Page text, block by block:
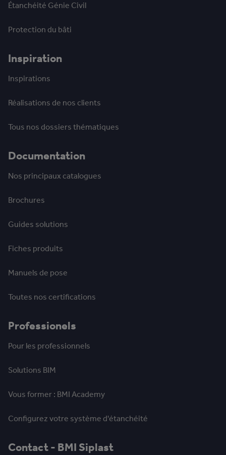
Étanchéité Génie Civil
Protection du bâti
Inspiration
Inspirations
Réalisations de nos clients
Tous nos dossiers thématiques
Documentation
Nos principaux catalogues
Brochures
Guides solutions
Fiches produits
Manuels de pose
Toutes nos certifications
Professionels
Pour les professionnels
Solutions BIM
Vous former : BMI Academy
Configurez votre système d'étanchéité
Contact - BMI Siplast